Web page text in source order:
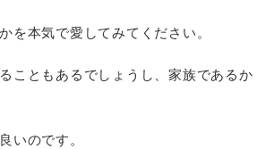
を本気で愛してみてください。
こともあるでしょうし、家族であるか
いのです。